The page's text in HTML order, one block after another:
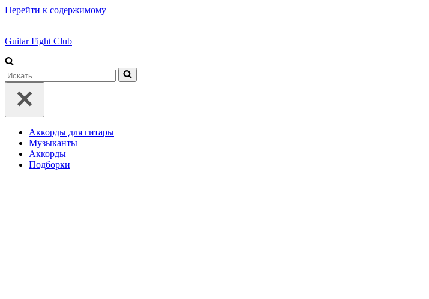
Перейти к содержимому
Guitar Fight Club
Искать...
Аккорды для гитары
Музыканты
Аккорды
Подборки